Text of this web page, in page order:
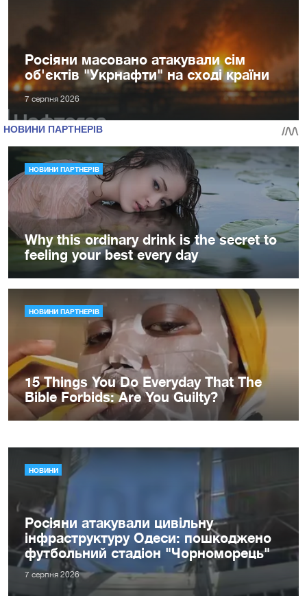
Росіяни масовано атакували сім
об'єктів "Укрнафти" на сході країни
7 серпня 2026
НОВИНИ
Росіяни атакували цивільну
інфраструктуру Одеси: пошкоджено
футбольний стадіон "Чорноморець"
7 серпня 2026